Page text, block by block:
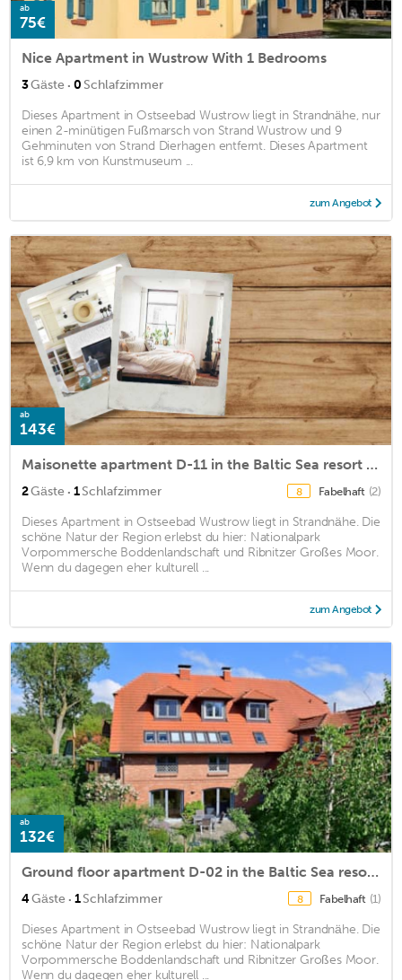
ab
75€
Nice Apartment in Wustrow With 1 Bedrooms
3Gäste · 0 Schlafzimmer
Dieses Apartment in Ostseebad Wustrow liegt in Strandnähe, nur
einen 2-minütigen Fußmarsch von Strand Wustrow und 9
Gehminuten von Strand Dierhagen entfernt. Dieses Apartment
ist 6,9 km von Kunstmuseum ...
zum Angebot
ab
143€
Maisonette apartment D-11 in the Baltic Sea resort of Wustrow
2Gäste · 1Schlafzimmer 8 Fabelhaft (2)
Dieses Apartment in Ostseebad Wustrow liegt in Strandnähe. Die
schöne Natur der Region erlebst du hier: Nationalpark
Vorpommersche Boddenlandschaft und Ribnitzer Großes Moor.
Wenn du dagegen eher kulturell ...
zum Angebot
ab
132€
Ground floor apartment D-02 in the Baltic Sea resort of Wustrow
4Gäste · 1Schlafzimmer 8 Fabelhaft (1)
Dieses Apartment in Ostseebad Wustrow liegt in Strandnähe. Die
schöne Natur der Region erlebst du hier: Nationalpark
Vorpommersche Boddenlandschaft und Ribnitzer Großes Moor.
Wenn du dagegen eher kulturell ...